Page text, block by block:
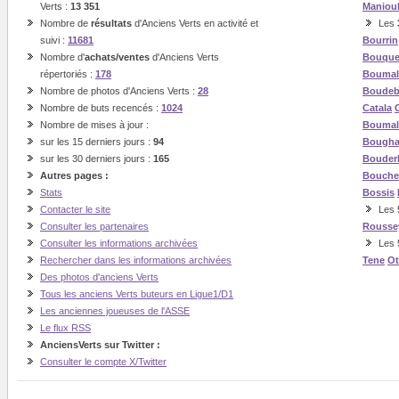
Verts : 13 351
Nombre de résultats d'Anciens Verts en activité et
suivi : 11681
Nombre d'achats/ventes d'Anciens Verts
répertoriés : 178
Nombre de photos d'Anciens Verts : 28
Nombre de buts recencés : 1024
Nombre de mises à jour :
sur les 15 derniers jours : 94
sur les 30 derniers jours : 165
Autres pages :
Stats
Contacter le site
Consulter les partenaires
Consulter les informations archivées
Rechercher dans les informations archivées
Des photos d'anciens Verts
Tous les anciens Verts buteurs en Ligue1/D1
Les anciennes joueuses de l'ASSE
Le flux RSS
AnciensVerts sur Twitter :
Consulter le compte X/Twitter
Les
Bourrin
Catala
Boumal
Bossis
Les
Les
Tene